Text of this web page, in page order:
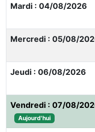
Mardi : 04/08/2026
Mercredi : 05/08/
Jeudi : 06/08/2026
Vendredi : 07/08/
Aujourd'hui